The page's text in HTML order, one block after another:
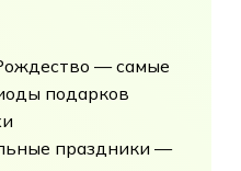
— самые
подарков
праздники —